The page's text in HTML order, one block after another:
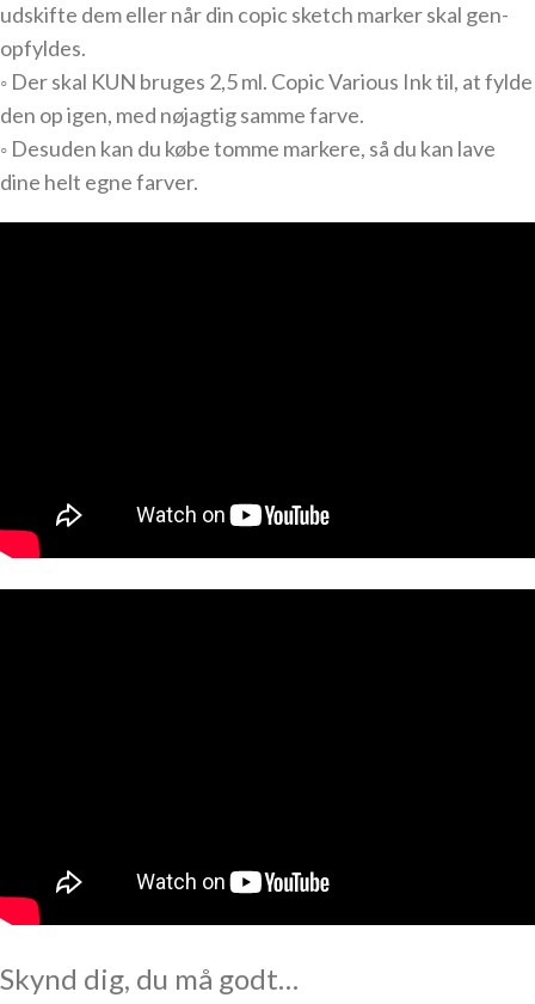
udskifte dem eller når din copic sketch marker skal gen-
opfyldes.
◦ Der skal KUN bruges 2,5 ml. Copic Various Ink til, at fylde
den op igen, med nøjagtig samme farve.
◦ Desuden kan du købe tomme markere, så du kan lave
dine helt egne farver.
Skynd dig, du må godt…